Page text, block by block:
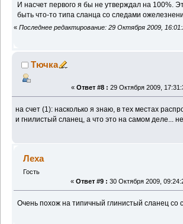
И насчет первого я бы не утверждал на 100%.
быть что-то типа сланца со следами
« Последнее редактирование: 29 Октября 2009,
Тючка
« Ответ #8 : 29 Октября 2009,
на счет (1): насколько я знаю, в тех местах
и гнилистый сланец, а что это на самом деле...
Леха
Гость
« Ответ #9 : 30 Октября 2009,
Очень похож на типичный глинистый сланец со